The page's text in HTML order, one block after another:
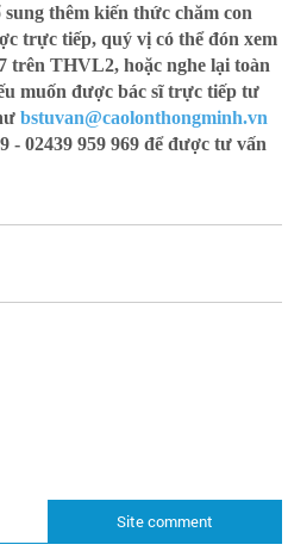
thêm kiến thức chăm con
trực tiếp, quý vị có thể đón xem
trên THVL2, hoặc nghe lại toàn
muốn được bác sĩ trực tiếp tư
bstuvan@caolonthongminh.vn
- 02439 959 969 để được tư vấn
Site comment